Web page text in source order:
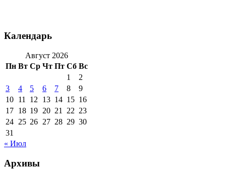
Календарь
Август 2026
Пн Вт Ср Чт Пт Сб Вс
1
2
3
4 5 6 7 8
9
10 11 12 13 14 15 16
17 18 19 20 21 22 23
24 25 26 27 28 29 30
31
« Июл
Архивы